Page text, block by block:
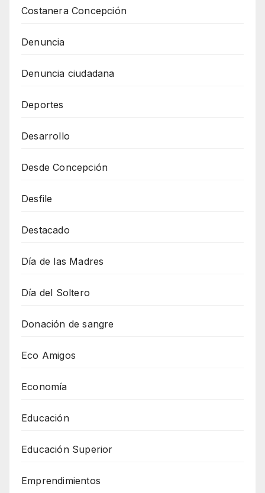
Costanera Concepción
Denuncia
Denuncia ciudadana
Deportes
Desarrollo
Desde Concepción
Desfile
Destacado
Día de las Madres
Día del Soltero
Donación de sangre
Eco Amigos
Economía
Educación
Educación Superior
Emprendimientos